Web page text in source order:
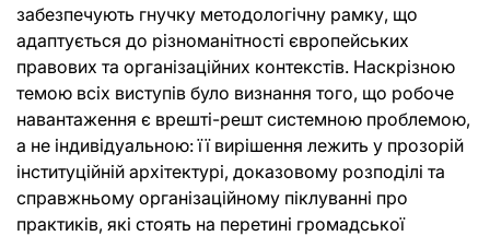
забезпечують гнучку методологічну рамку, що
адаптується до різноманітності європейських
правових та організаційних контекстів. Наскрізною
темою всіх виступів було визнання того, що робоче
навантаження є врешті-решт системною проблемою,
а не індивідуальною: її вирішення лежить у прозорій
інституційній архітектурі, доказовому розподілі та
справжньому організаційному піклуванні про
практиків, які стоять на перетині громадської